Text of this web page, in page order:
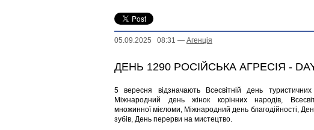
05.09.2025 08:31 — Агенцiя
ДЕНЬ 1290 РОСІЙСЬКА АГРЕСІЯ -
5 вересня відзначають Всесвітній день туристичних
Міжнародний день жінок корінних народів,
множинної мієломи, Міжнародний день благодійності,
зубів, День перерви на мистецтво.